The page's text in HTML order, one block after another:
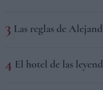
Las reglas de
El hotel de las